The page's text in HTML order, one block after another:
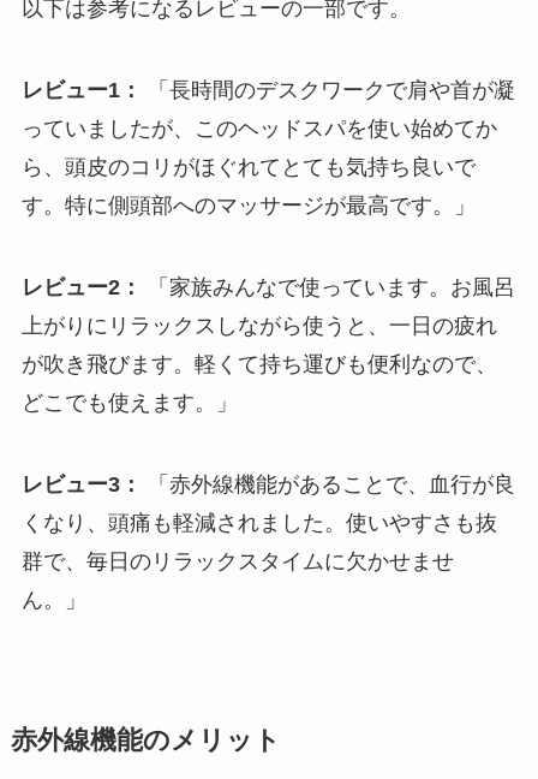
以下は参考になるレビューの一部です。
レビュー1：
「長時間のデスクワークで肩や首が凝
っていましたが、このヘッドスパを使い始めてか
ら、頭皮のコリがほぐれてとても気持ち良いで
す。特に側頭部へのマッサージが最高です。」
レビュー2：
「家族みんなで使っています。お風呂
上がりにリラックスしながら使うと、一日の疲れ
が吹き飛びます。軽くて持ち運びも便利なので、
どこでも使えます。」
レビュー3：
「赤外線機能があることで、血行が良
くなり、頭痛も軽減されました。使いやすさも抜
群で、毎日のリラックスタイムに欠かせませ
ん。」
赤外線機能のメリット